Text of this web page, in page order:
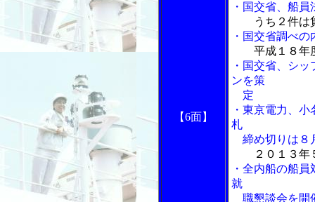
【6面】
・国交省、船
うち２件は
・国交省調べ
平成１８年
・国交省、シ
ンを策
定
・東京電力、
札
締め切りは８
２０１３年
・全内船の船
就
職懇談会を開